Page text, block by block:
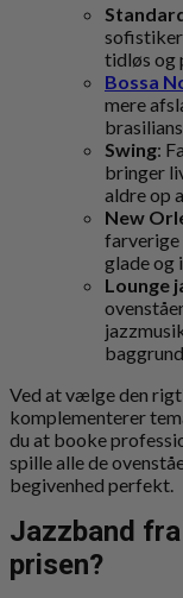
tidløs og
Bossa
mere
Swing:
bringer
aldre op
New
farverige
glade og
Lounge
Ved at vælge den
komplementerer
du at booke
spille alle de
begivenhed perfekt.
Jazzband
prisen?